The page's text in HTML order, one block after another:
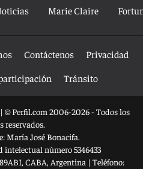
Marie Claire
Contáctenos
Privacidad
Tránsito
| © Perfil.com 2006-2026 - Todos los
reservados.
María José Bonacifa.
intelectual número 5346433
, CABA, Argentina | Teléfono: